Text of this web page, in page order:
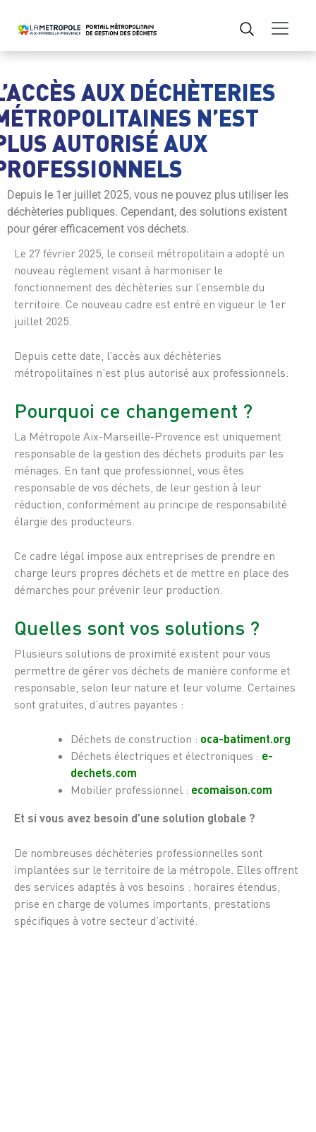
AUX DÉCHÈTERIES
N’EST
AUTORISÉ AUX
Depuis le 1er juillet 2025, vous ne pouvez plus utiliser les
déchèteries publiques. Cependant, des solutions existent
pour gérer efficacement vos déchets.
Le 27 février 2025, le conseil métropolitain a adopté un
nouveau règlement visant à harmoniser le
fonctionnement des déchèteries sur l’ensemble du
territoire. Ce nouveau cadre est entré en vigueur le 1er
juillet 2025.
Depuis cette date, l’accès aux déchèteries
métropolitaines n’est plus autorisé aux professionnels.
Pourquoi ce changement ?
La Métropole Aix-Marseille-Provence est uniquement
responsable de la gestion des déchets produits par les
ménages. En tant que professionnel, vous êtes
responsable de vos déchets, de leur gestion à leur
réduction, conformément au principe de responsabilité
élargie des producteurs.
Ce cadre légal impose aux entreprises de prendre en
charge leurs propres déchets et de mettre en place des
démarches pour prévenir leur production.
Quelles sont vos solutions ?
Plusieurs solutions de proximité existent pour vous
permettre de gérer vos déchets de manière conforme et
responsable, selon leur nature et leur volume. Certaines
sont gratuites, d’autres payantes :
Déchets de construction : oca-batiment.org
Déchets électriques et électroniques : e-
dechets.com
Mobilier professionnel : ecomaison.com
Et si vous avez besoin d’une solution globale ?
De nombreuses déchèteries professionnelles sont
implantées sur le territoire de la métropole. Elles offrent
des services adaptés à vos besoins : horaires étendus,
prise en charge de volumes importants, prestations
spécifiques à votre secteur d’activité.